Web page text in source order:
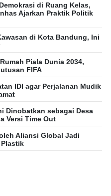
di Ruang Kelas,
Ajarkan Praktik Politik
di Kota Bandung, Ini
Piala Dunia 2034,
FIFA
IDI agar Perjalanan Mudik
Dinobatkan sebagai Desa
Versi Time Out
Aliansi Global Jadi